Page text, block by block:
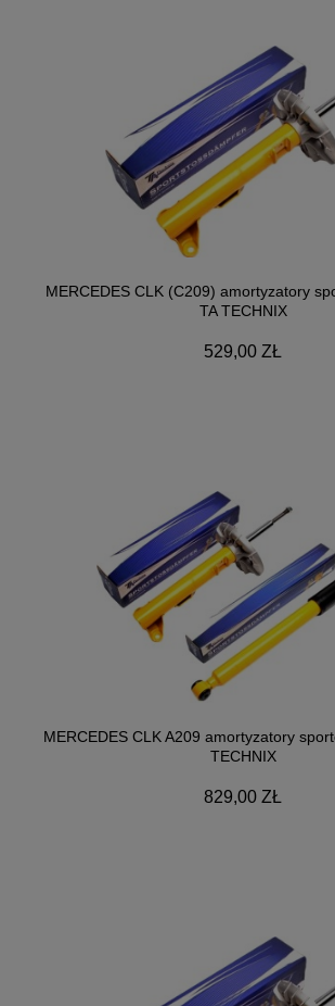
MERCEDES CLK (C209) amortyzatory
TA TECHNIX
529,00 ZŁ
MERCEDES CLK A209 amortyzatory
TECHNIX
829,00 ZŁ